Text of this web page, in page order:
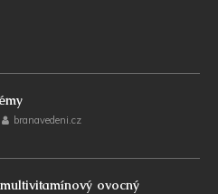
branavedeni.cz
ovocný